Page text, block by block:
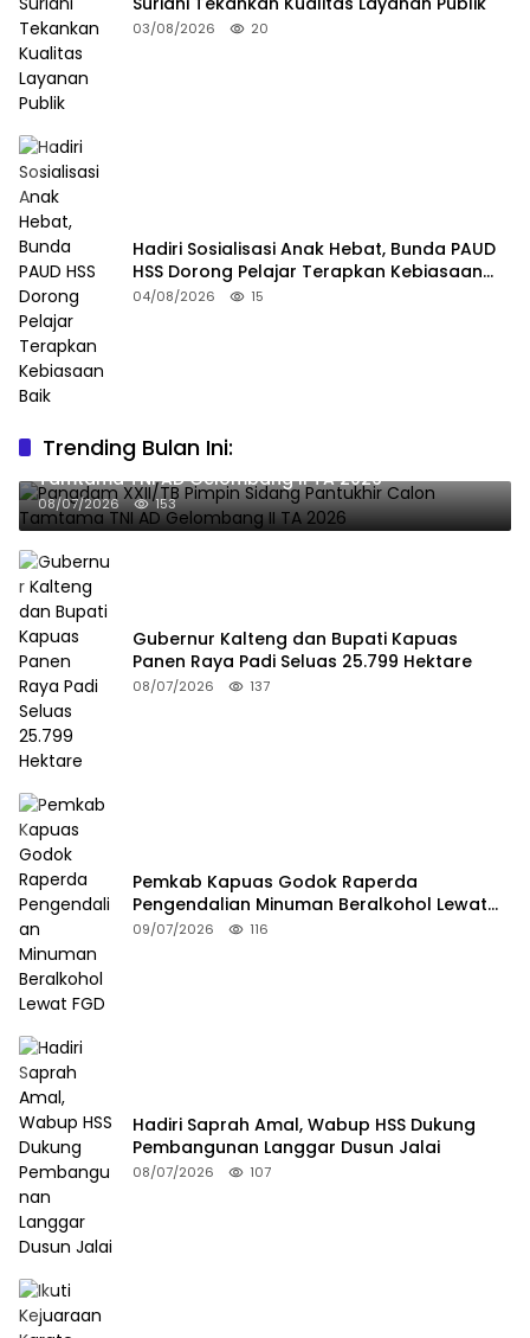
03/08/2026 20
Hadiri Sosialisasi Anak Hebat, Bunda PAUD
HSS Dorong Pelajar Terapkan Kebiasaan
Baik
04/08/2026 15
Trending Bulan Ini:
Pangdam XXII/TB Pimpin Sidang Pantukhir Calon
Tamtama TNI AD Gelombang II TA 2026
08/07/2026 153
Gubernur Kalteng dan Bupati Kapuas
Panen Raya Padi Seluas 25.799 Hektare
08/07/2026 137
Pemkab Kapuas Godok Raperda
Pengendalian Minuman Beralkohol Lewat
FGD
09/07/2026 116
Hadiri Saprah Amal, Wabup HSS Dukung
Pembangunan Langgar Dusun Jalai
08/07/2026 107